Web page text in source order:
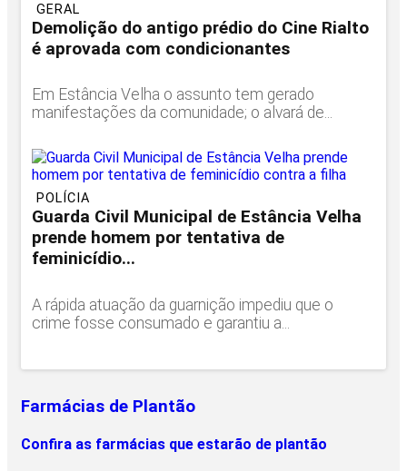
GERAL
Demolição do antigo prédio do Cine Rialto
é aprovada com condicionantes
Em Estância Velha o assunto tem gerado
manifestações da comunidade; o alvará de...
POLÍCIA
Guarda Civil Municipal de Estância Velha
prende homem por tentativa de
feminicídio...
A rápida atuação da guarnição impediu que o
crime fosse consumado e garantiu a...
Farmácias de Plantão
Confira as farmácias que estarão de plantão